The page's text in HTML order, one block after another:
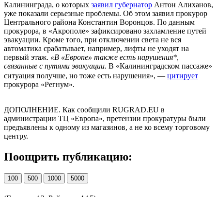
Калининграда, о которых заявил губернатор Антон Алиханов,
уже показали серьезные проблемы. Об этом заявил прокурор
Центрального района Константин Воронцов. По данным
прокурора, в «Акрополе» зафиксировано захламление путей
эвакуации. Кроме того, при отключении света не вся
автоматика срабатывает, например, лифты не уходят на
первый этаж. «В «Европе» также есть нарушения*,
связанные с путями эвакуации. В «Калининградском пассаже»
ситуация получше, но тоже есть нарушения», — цитирует
прокурора «Регнум».
ДОПОЛНЕНИЕ. Как сообщили RUGRAD.EU в
администрации ТЦ «Европа», претензии прокуратуры были
предъявлены к одному из магазинов, а не ко всему торговому
центру.
Поощрить публикацию:
100 500 1000 5000